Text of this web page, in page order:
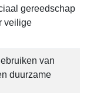
gereedschap
veilige
van
duurzame